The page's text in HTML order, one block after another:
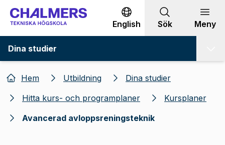
Gå till innehållet
English Sök Meny
Dina studier
Hem Utbildning
Dina studier
Hitta kurs- och programplaner
Kursplaner
Avancerad avloppsreningsteknik